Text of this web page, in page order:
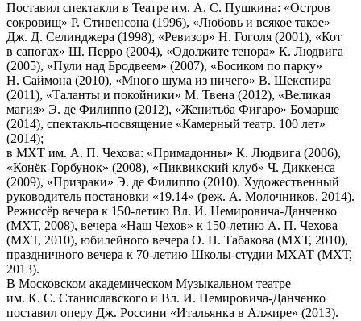
Поставил спектакли в Театре им. А. С. Пушкина: «Остров
сокровищ» Р. Стивенсона (1996), «Любовь и всякое такое»
Дж. Д. Селинджера (1998), «Ревизор» Н. Гоголя (2001), «Кот
в сапогах» Ш. Перро (2004), «Одолжите тенора» К. Людвига
(2005), «Пули над Бродвеем» (2007), «Босиком по парку»
Н. Саймона (2010), «Много шума из ничего» В. Шекспира
(2011), «Таланты и покойники» М. Твена (2012), «Великая
магия» Э. де Филиппо (2012), «Женитьба Фигаро» Бомарше
(2014), спектакль-посвящение «Камерный театр. 100 лет»
(2014);
в МХТ им. А. П. Чехова: «Примадонны» К. Людвига (2006),
«Конёк-Горбунок» (2008), «Пиквикский клуб» Ч. Диккенса
(2009), «Призраки» Э. де Филиппо (2010). Художественный
руководитель постановки «19.14» (реж. А. Молочников, 2014).
Режиссёр вечера к 150-летию Вл. И. Немировича-Данченко
(МХТ, 2008), вечера «Наш Чехов» к 150-летию А. П. Чехова
(МХТ, 2010), юбилейного вечера О. П. Табакова (МХТ, 2010),
праздничного вечера к 70-летию Школы-студии МХАТ (МХТ,
2013).
В Московском академическом Музыкальном театре
им. К. С. Станиславского и Вл. И. Немировича-Данченко
поставил оперу Дж. Россини «Итальянка в Алжире» (2013).